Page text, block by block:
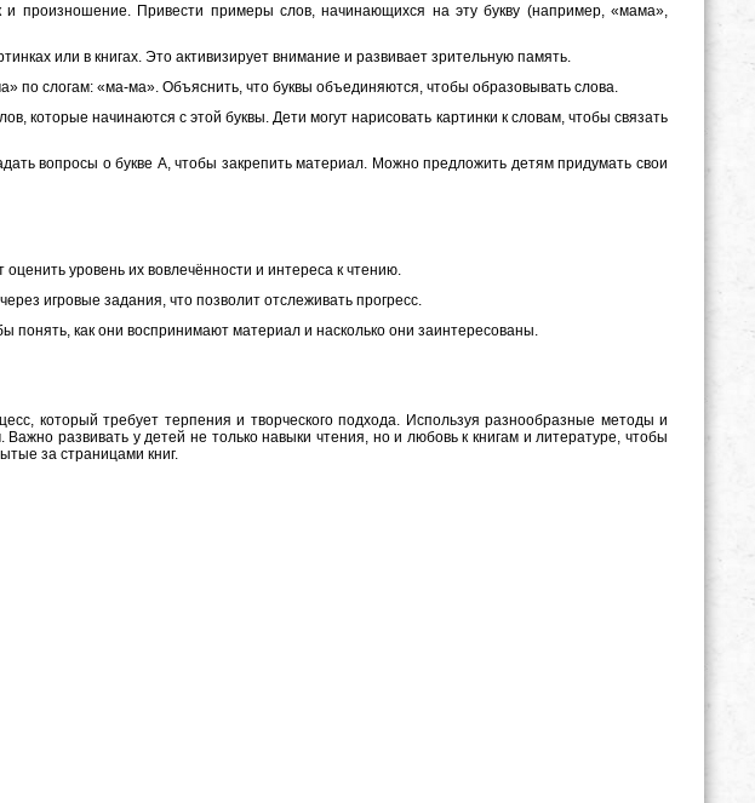
и произношение. Привести примеры слов, начинающихся на эту букву (например, «мама»,
или в книгах. Это активизирует внимание и развивает зрительную память.
по слогам: «ма-ма». Объяснить, что буквы объединяются, чтобы образовывать слова.
которые начинаются с этой буквы. Дети могут нарисовать картинки к словам, чтобы связать
вопросы о букве А, чтобы закрепить материал. Можно предложить детям придумать свои
уровень их вовлечённости и интереса к чтению.
игровые задания, что позволит отслеживать прогресс.
понять, как они воспринимают материал и насколько они заинтересованы.
который требует терпения и творческого подхода. Используя разнообразные методы и
развивать у детей не только навыки чтения, но и любовь к книгам и литературе, чтобы
за страницами книг.